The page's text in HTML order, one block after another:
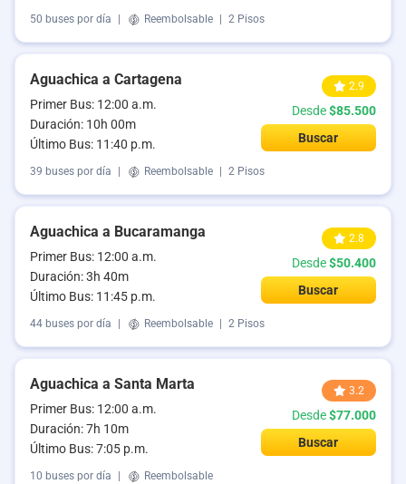
50 buses por día Reembolsable 2 Pisos
Aguachica a Cartagena
Primer Bus: 12:00 a.m.
Duración: 10h 00m
Último Bus: 11:40 p.m.
2.9
Desde$85.500
Buscar
39 buses por día Reembolsable 2 Pisos
Aguachica a Bucaramanga
Primer Bus: 12:00 a.m.
Duración: 3h 40m
Último Bus: 11:45 p.m.
2.8
Desde$50.400
Buscar
44 buses por día Reembolsable 2 Pisos
Aguachica a Santa Marta
Primer Bus: 12:00 a.m.
Duración: 7h 10m
Último Bus: 7:05 p.m.
3.2
Desde$77.000
Buscar
10 buses por día Reembolsable